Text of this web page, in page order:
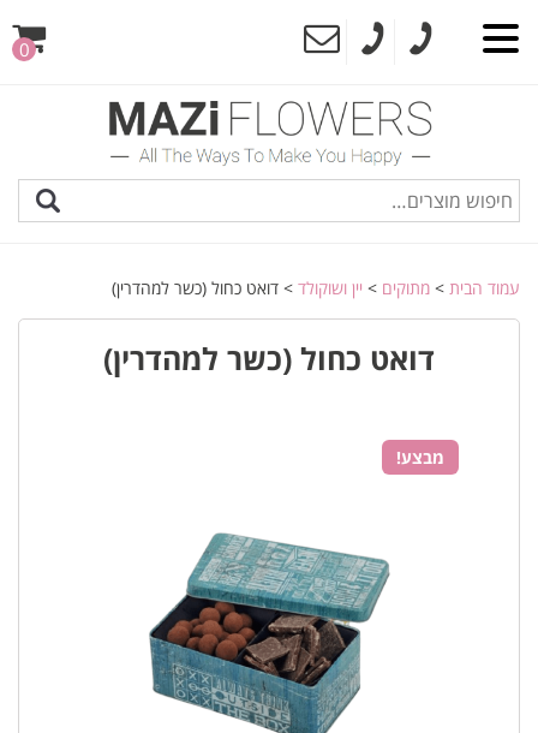
0
עמוד הבית > מתוקים > יין ושוקולד > דואט כחול (כשר למהדרין)
דואט כחול (כשר למהדרין)
מבצע!